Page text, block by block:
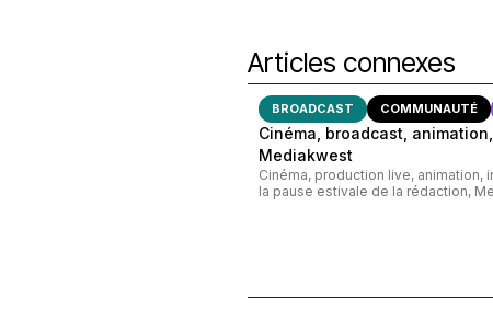
Articles connexes
BROADCAST COMMUNAUTÉ
Cinéma, broadcast,
Mediakwest
Cinéma, production live,
la pause estivale de la rédaction,